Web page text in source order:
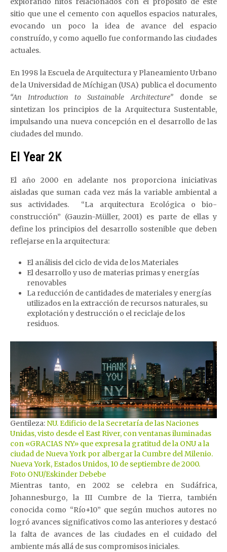
sitio que une el cemento con aquellos espacios naturales,
evocando un poco la idea de avance del espacio
construído, y como aquello fue conformando las ciudades
actuales.
En 1998 la Escuela de Arquitectura y Planeamiento Urbano
de la Universidad de Míchigan (USA) publica el documento
“An Introduction to Sustainable Architecture” donde se
sintetizan los principios de la Arquitectura Sustentable,
impulsando una nueva concepción en el desarrollo de las
ciudades del mundo.
El Year 2K
El año 2000 en adelante nos proporciona iniciativas
aisladas que suman cada vez más la variable ambiental a
sus actividades. “La arquitectura Ecológica o bio-
construcción” (Gauzin-Müller, 2001) es parte de ellas y
define los principios del desarrollo sostenible que deben
reflejarse en la arquitectura:
El análisis del ciclo de vida de los Materiales
El desarrollo y uso de materias primas y energías
renovables
La reducción de cantidades de materiales y energías
utilizados en la extracción de recursos naturales, su
explotación y destrucción o el reciclaje de los
residuos.
Gentileza: NU. Edificio de la Secretaría de las Naciones
Unidas, visto desde el East River, con ventanas iluminadas
con «GRACIAS NY» que expresa la gratitud de la ONU a la
ciudad de Nueva York por albergar la Cumbre del Milenio.
Nueva York, Estados Unidos, 10 de septiembre de 2000.
Foto ONU/Eskinder Debebe
Mientras tanto, en 2002 se celebra en Sudáfrica,
Johannesburgo, la III Cumbre de la Tierra, también
conocida como “Río+10” que según muchos autores no
logró avances significativos como las anteriores y destacó
la falta de avances de las ciudades en el cuidado del
ambiente más allá de sus compromisos iniciales.